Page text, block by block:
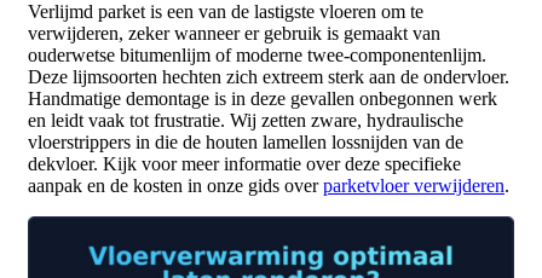
Verlijmd parket is een van de lastigste vloeren om te
verwijderen, zeker wanneer er gebruik is gemaakt van
ouderwetse bitumenlijm of moderne twee-componentenlijm.
Deze lijmsoorten hechten zich extreem sterk aan de ondervloer.
Handmatige demontage is in deze gevallen onbegonnen werk
en leidt vaak tot frustratie. Wij zetten zware, hydraulische
vloerstrippers in die de houten lamellen lossnijden van de
dekvloer. Kijk voor meer informatie over deze specifieke
aanpak en de kosten in onze gids overparketvloer verwijderen.